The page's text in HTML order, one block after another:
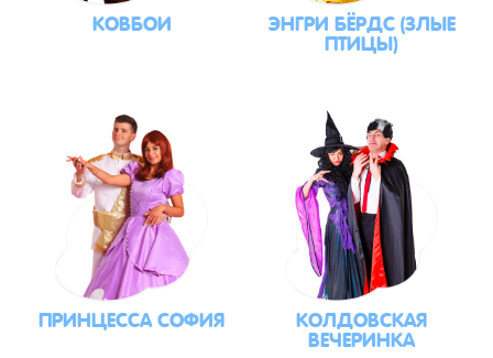
КОВБОИ ЭНГРИ БЁРДС (ЗЛЫЕ
ПТИЦЫ)
ПРИНЦЕССА СОФИЯ КОЛДОВСКАЯ
ВЕЧЕРИНКА